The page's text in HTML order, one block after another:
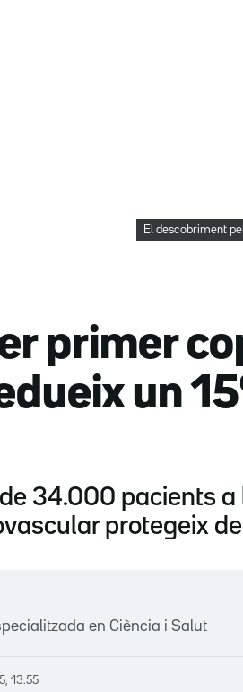
El descobriment
primer
un
34.000 pacients
protegeix
en Ciència i Salut
13.55